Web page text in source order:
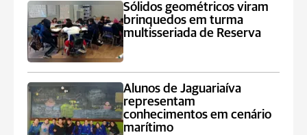
Sólidos geométricos viram
brinquedos em turma
multisseriada de Reserva
Alunos de Jaguariaíva
representam
conhecimentos em cenário
marítimo